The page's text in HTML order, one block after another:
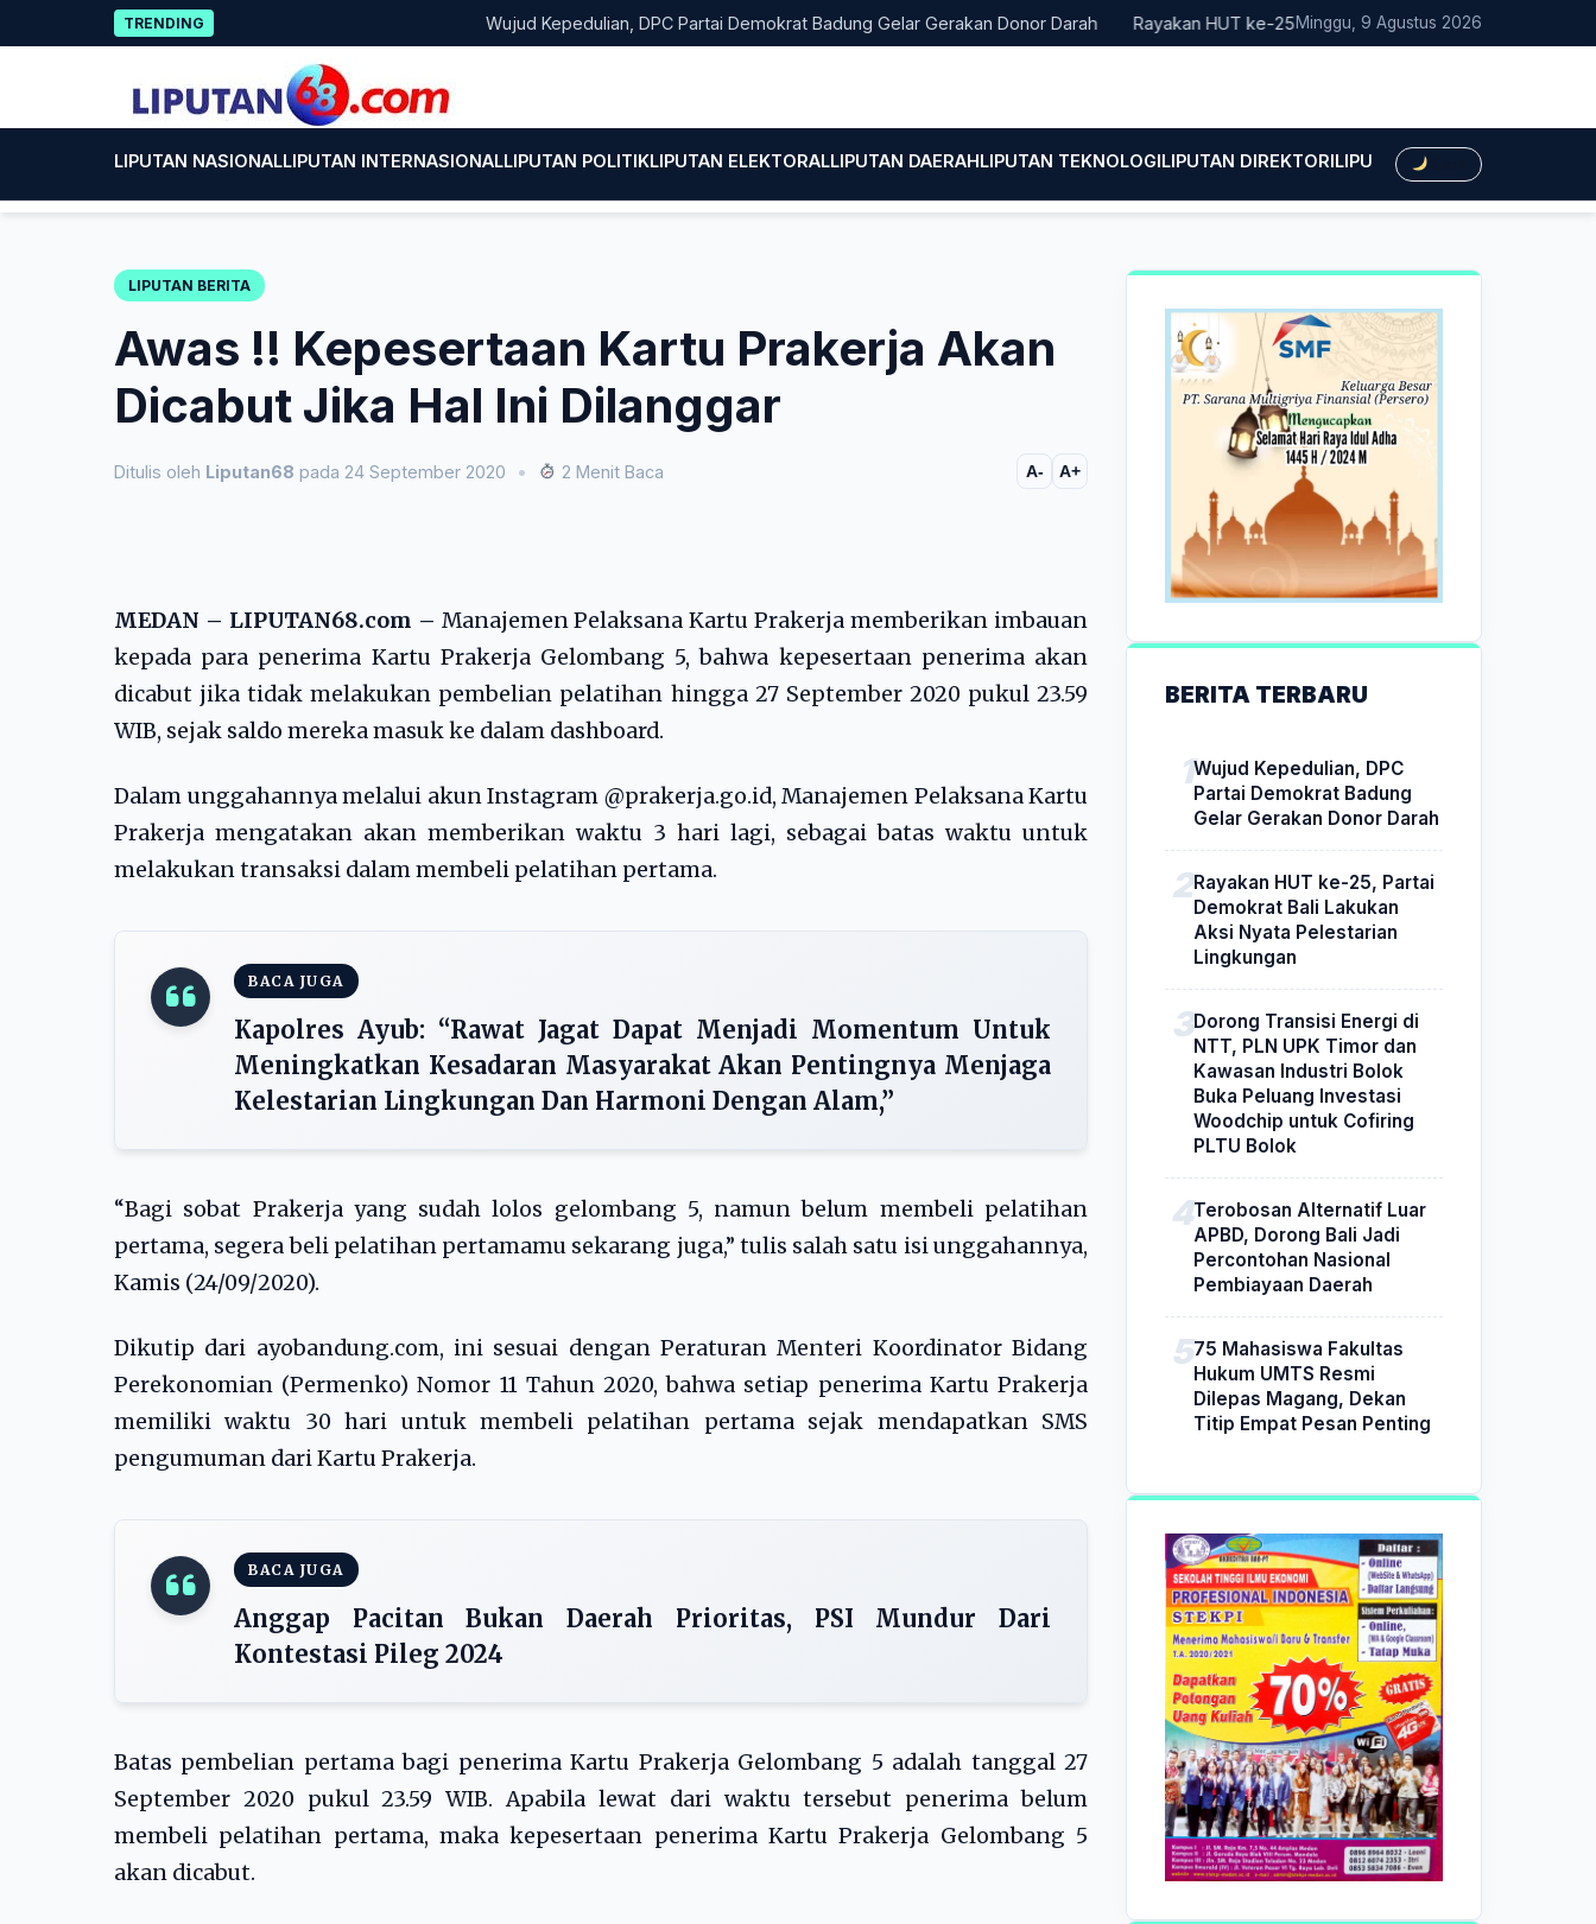
to
TRENDING Wujud Kepedulian, DPC Partai Demokrat Badung Gelar Gerakan Donor Darah Rayakan HUT ke-25, Partai Demokrat Bali Lakukan Aksi Nyata
Minggu, 9 Agustus 2026
LIPUTAN NASIONALLIPUTAN INTERNASIONALLIPUTAN POLITIKLIPUTAN ELEKTORALLIPUTAN DAERAHLIPUTAN TEKNOLOGILIPUTAN DIREKTORILIPUTAN HUKUMLIPUTAN
LIPUTAN BERITA
Awas !! Kepesertaan Kartu Prakerja Akan
Dicabut Jika Hal Ini Dilanggar
Ditulis oleh Liputan68 pada 24 September 2020 • 2 Menit Baca A- A+
MEDAN – LIPUTAN68.com – Manajemen Pelaksana Kartu Prakerja memberikan imbauan
kepada para penerima Kartu Prakerja Gelombang 5, bahwa kepesertaan penerima akan
dicabut jika tidak melakukan pembelian pelatihan hingga 27 September 2020 pukul 23.59
WIB, sejak saldo mereka masuk ke dalam dashboard.
Dalam unggahannya melalui akun Instagram @prakerja.go.id, Manajemen Pelaksana Kartu
Prakerja mengatakan akan memberikan waktu 3 hari lagi, sebagai batas waktu untuk
melakukan transaksi dalam membeli pelatihan pertama.
BACA JUGA
Kapolres Ayub: “Rawat Jagat Dapat Menjadi Momentum Untuk
Meningkatkan Kesadaran Masyarakat Akan Pentingnya Menjaga
Kelestarian Lingkungan Dan Harmoni Dengan Alam,”
“Bagi sobat Prakerja yang sudah lolos gelombang 5, namun belum membeli pelatihan
pertama, segera beli pelatihan pertamamu sekarang juga,” tulis salah satu isi unggahannya,
Kamis (24/09/2020).
Dikutip dari ayobandung.com, ini sesuai dengan Peraturan Menteri Koordinator Bidang
Perekonomian (Permenko) Nomor 11 Tahun 2020, bahwa setiap penerima Kartu Prakerja
memiliki waktu 30 hari untuk membeli pelatihan pertama sejak mendapatkan SMS
pengumuman dari Kartu Prakerja.
BACA JUGA
Anggap Pacitan Bukan Daerah Prioritas, PSI Mundur Dari
Kontestasi Pileg 2024
Batas pembelian pertama bagi penerima Kartu Prakerja Gelombang 5 adalah tanggal 27
September 2020 pukul 23.59 WIB. Apabila lewat dari waktu tersebut penerima belum
membeli pelatihan pertama, maka kepesertaan penerima Kartu Prakerja Gelombang 5
akan dicabut.
BERITA TERBARU
Wujud Kepedulian, DPC
Partai Demokrat Badung
Gelar Gerakan Donor Darah
Rayakan HUT ke-25, Partai
Demokrat Bali Lakukan
Aksi Nyata Pelestarian
Lingkungan
Dorong Transisi Energi di
NTT, PLN UPK Timor dan
Kawasan Industri Bolok
Buka Peluang Investasi
Woodchip untuk Cofiring
PLTU Bolok
Terobosan Alternatif Luar
APBD, Dorong Bali Jadi
Percontohan Nasional
Pembiayaan Daerah
75 Mahasiswa Fakultas
Hukum UMTS Resmi
Dilepas Magang, Dekan
Titip Empat Pesan Penting